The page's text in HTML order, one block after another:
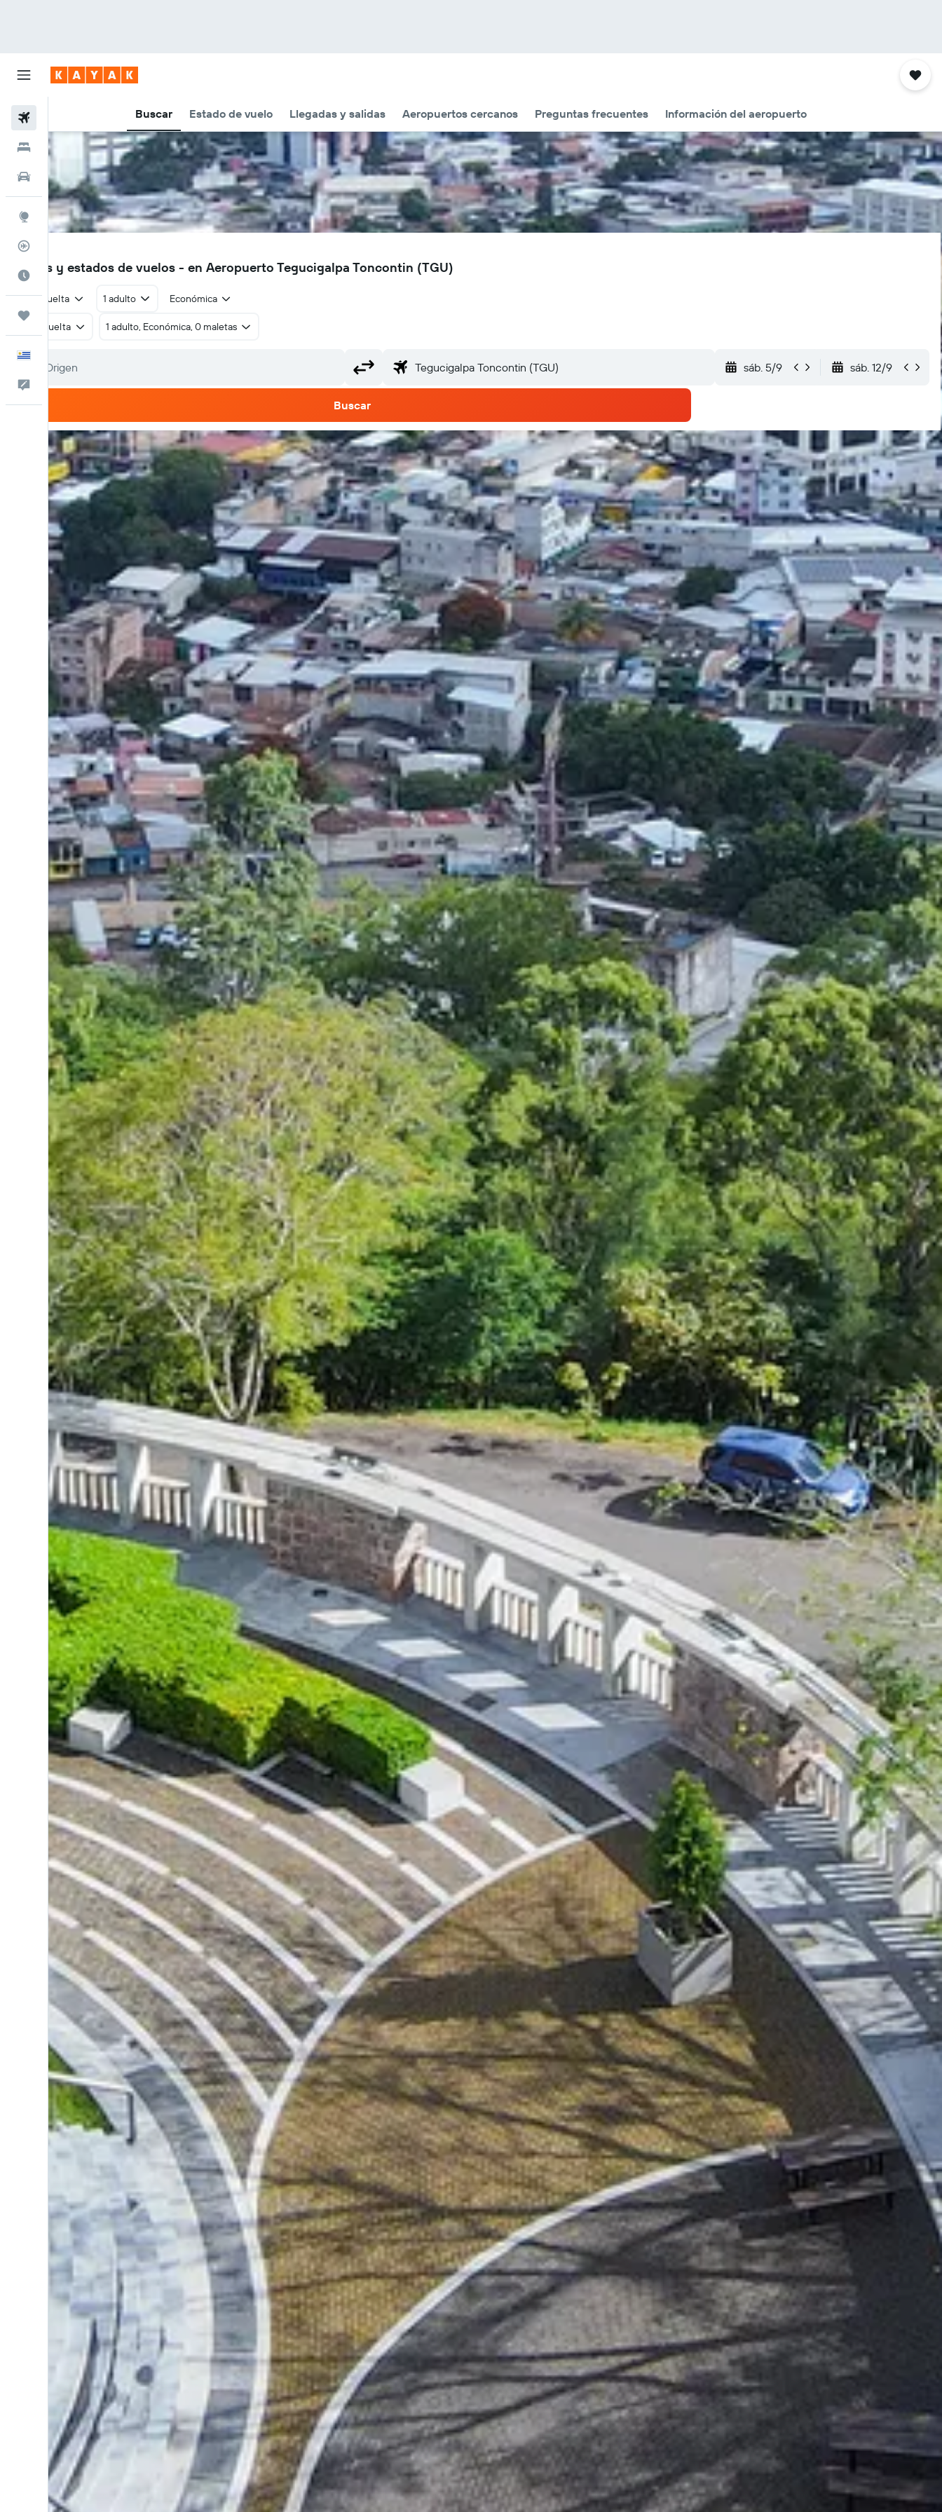
Buscar Estado de vuelo Llegadas y salidas Aeropuertos cercanos Preguntas frecuentes Información del aeropuerto
Hoteles
Autos
Explore
Cuándo ir
TGU
Vuelos y estados de vuelos - en Aeropuerto Tegucigalpa Toncontin (TGU)
Ida y vuelta 1 adulto Económica
Ida y vuelta 1 adulto, Económica, 0 maletas
sáb. 5/9 sáb. 12/9
Buscar